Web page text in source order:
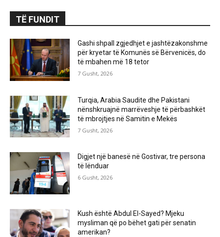
TË FUNDIT
Gashi shpall zgjedhjet e jashtëzakonshme
për kryetar të Komunës së Bërvenicës, do
të mbahen më 18 tetor
7 Gusht, 2026
Turqia, Arabia Saudite dhe Pakistani
nënshkruajnë marrëveshje të përbashkët
të mbrojtjes në Samitin e Mekës
7 Gusht, 2026
Digjet një banesë në Gostivar, tre persona
të lënduar
6 Gusht, 2026
Kush është Abdul El-Sayed? Mjeku
mysliman që po bëhet gati për senatin
amerikan?